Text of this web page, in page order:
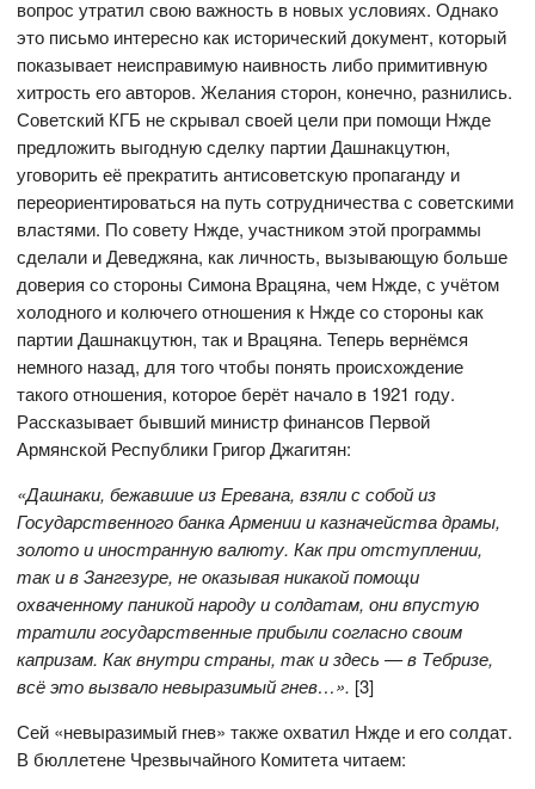
вопрос утратил свою важность в новых условиях. Однако
это письмо интересно как исторический документ, который
показывает неисправимую наивность либо примитивную
хитрость его авторов. Желания сторон, конечно, разнились.
Советский КГБ не скрывал своей цели при помощи Нжде
предложить выгодную сделку партии Дашнакцутюн,
уговорить её прекратить антисоветскую пропаганду и
переориентироваться на путь сотрудничества с советскими
властями. По совету Нжде, участником этой программы
сделали и Деведжяна, как личность, вызывающую больше
доверия со стороны Симона Врацяна, чем Нжде, с учётом
холодного и колючего отношения к Нжде со стороны как
партии Дашнакцутюн, так и Врацяна. Теперь вернёмся
немного назад, для того чтобы понять происхождение
такого отношения, которое берёт начало в 1921 году.
Рассказывает бывший министр финансов Первой
Армянской Республики Григор Джагитян:
«Дашнаки, бежавшие из Еревана, взяли с собой из
Государственного банка Армении и казначейства драмы,
золото и иностранную валюту. Как при отступлении,
так и в Зангезуре, не оказывая никакой помощи
охваченному паникой народу и солдатам, они впустую
тратили государственные прибыли согласно своим
капризам. Как внутри страны, так и здесь — в Тебризе,
всё это вызвало невыразимый гнев…». [3]
Сей «невыразимый гнев» также охватил Нжде и его солдат.
В бюллетене Чрезвычайного Комитета читаем: